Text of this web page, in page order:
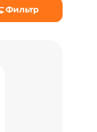
Фильтр